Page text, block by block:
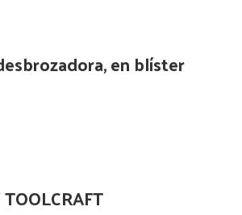
en blíster